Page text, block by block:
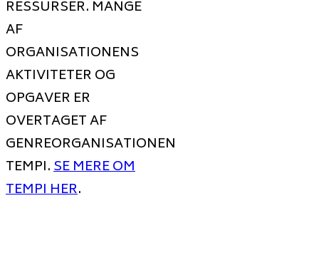
RESSURSER. MANGE
AF
ORGANISATIONENS
AKTIVITETER OG
OPGAVER ER
OVERTAGET AF
GENREORGANISATIONEN
TEMPI.SE MERE OM
TEMPI HER.